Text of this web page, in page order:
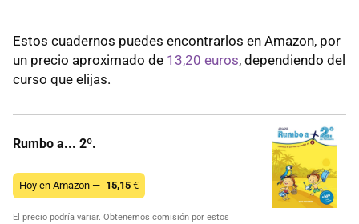
Estos cuadernos puedes encontrarlos en Amazon, por
un precio aproximado de 13,20 euros, dependiendo del
curso que elijas.
Rumbo a... 2º.
Hoy en Amazon — 15,15 €
El precio podría variar. Obtenemos comisión por estos